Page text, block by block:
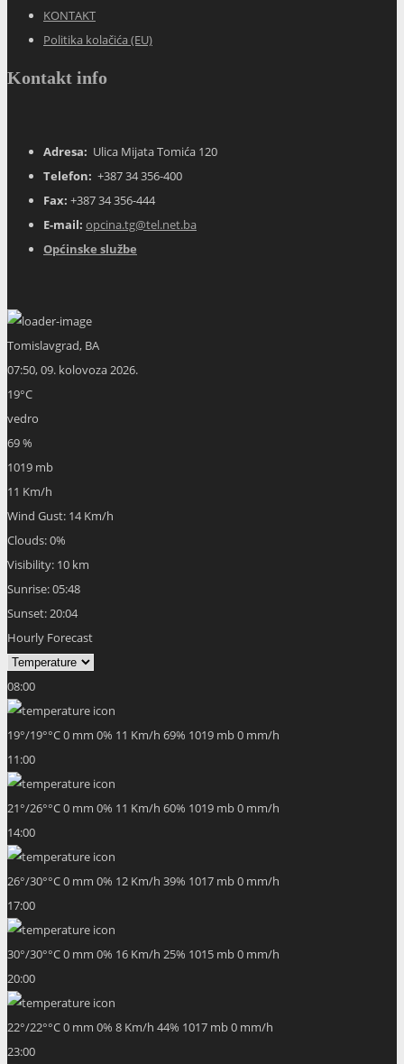
KONTAKT
Politika kolačića (EU)
Kontakt info
Adresa: Ulica Mijata Tomića 120
Telefon: +387 34 356-400
Fax: +387 34 356-444
E-mail: opcina.tg@tel.net.ba
Općinske službe
Tomislavgrad, BA
07:50,09. kolovoza 2026.
19°C
vedro
69 %
1019 mb
11 Km/h
Wind Gust: 14 Km/h
Clouds:0%
Visibility: 10 km
Sunrise:05:48
Sunset:20:04
Hourly Forecast
08:00
19°/19°°C0 mm 0% 11 Km/h 69% 1019 mb0 mm/h
11:00
21°/26°°C0 mm 0% 11 Km/h 60% 1019 mb0 mm/h
14:00
26°/30°°C0 mm 0% 12 Km/h 39% 1017 mb0 mm/h
17:00
30°/30°°C0 mm 0% 16 Km/h 25% 1015 mb0 mm/h
20:00
22°/22°°C0 mm 0% 8 Km/h 44% 1017 mb0 mm/h
23:00